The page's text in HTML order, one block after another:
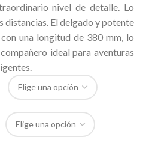
nivel de detalle. Lo
distancias. El delgado y potente
una longitud de 380 mm, lo
ideal para aventuras